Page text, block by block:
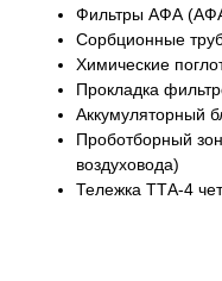
Фильтры АФА
Сорбционные
Химические
Прокладка
Аккумуляторный
Проботборный
воздуховода)
Тележка ТТА-4